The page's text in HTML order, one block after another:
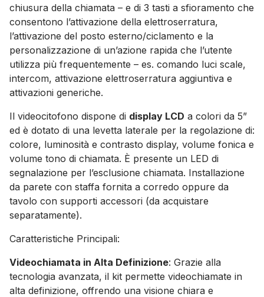
chiusura della chiamata – e di 3 tasti a sfioramento che
consentono l’attivazione della elettroserratura,
l’attivazione del posto esterno/ciclamento e la
personalizzazione di un’azione rapida che l’utente
utilizza più frequentemente – es. comando luci scale,
intercom, attivazione elettroserratura aggiuntiva e
attivazioni generiche.
Il videocitofono dispone di display LCD a colori da 5”
ed è dotato di una levetta laterale per la regolazione di:
colore, luminosità e contrasto display, volume fonica e
volume tono di chiamata. È presente un LED di
segnalazione per l’esclusione chiamata. Installazione
da parete con staffa fornita a corredo oppure da
tavolo con supporti accessori (da acquistare
separatamente).
Caratteristiche Principali:
Videochiamata in Alta Definizione: Grazie alla
tecnologia avanzata, il kit permette videochiamate in
alta definizione, offrendo una visione chiara e